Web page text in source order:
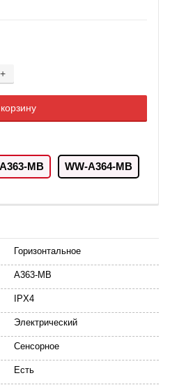
+
MB WW-A364-MB
Горизонтальное
A363-MB
IPX4
Электрический
Сенсорное
Есть